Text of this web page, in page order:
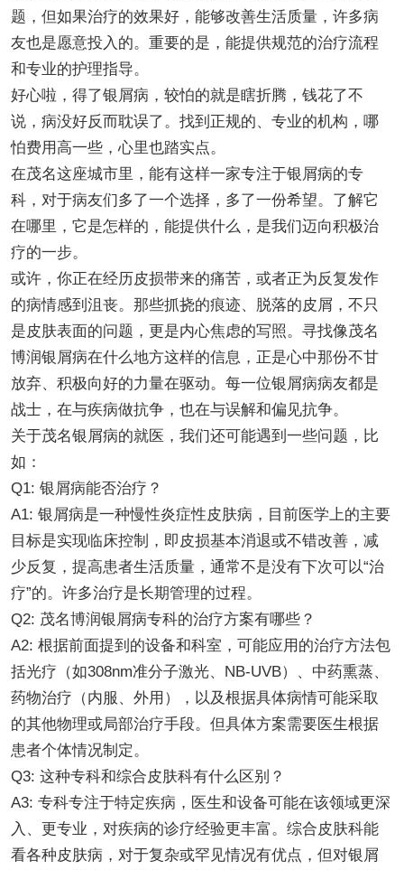
题，但如果治疗的效果好，能够改善生活质量，许多病
友也是愿意投入的。重要的是，能提供规范的治疗流程
和专业的护理指导。
好心啦，得了银屑病，较怕的就是瞎折腾，钱花了不
说，病没好反而耽误了。找到正规的、专业的机构，哪
怕费用高一些，心里也踏实点。
在茂名这座城市里，能有这样一家专注于银屑病的专
科，对于病友们多了一个选择，多了一份希望。了解它
在哪里，它是怎样的，能提供什么，是我们迈向积极治
疗的一步。
或许，你正在经历皮损带来的痛苦，或者正为反复发作
的病情感到沮丧。那些抓挠的痕迹、脱落的皮屑，不只
是皮肤表面的问题，更是内心焦虑的写照。寻找像茂名
博润银屑病在什么地方这样的信息，正是心中那份不甘
放弃、积极向好的力量在驱动。每一位银屑病病友都是
战士，在与疾病做抗争，也在与误解和偏见抗争。
关于茂名银屑病的就医，我们还可能遇到一些问题，比
如：
Q1: 银屑病能否治疗？
A1: 银屑病是一种慢性炎症性皮肤病，目前医学上的主要
目标是实现临床控制，即皮损基本消退或不错改善，减
少反复，提高患者生活质量，通常不是没有下次可以“治
疗”的。许多治疗是长期管理的过程。
Q2: 茂名博润银屑病专科的治疗方案有哪些？
A2: 根据前面提到的设备和科室，可能应用的治疗方法包
括光疗（如308nm准分子激光、NB-UVB）、中药熏蒸、
药物治疗（内服、外用），以及根据具体病情可能采取
的其他物理或局部治疗手段。但具体方案需要医生根据
患者个体情况制定。
Q3: 这种专科和综合皮肤科有什么区别？
A3: 专科专注于特定疾病，医生和设备可能在该领域更深
入、更专业，对疾病的诊疗经验更丰富。综合皮肤科能
看各种皮肤病，对于复杂或罕见情况有优点，但对银屑